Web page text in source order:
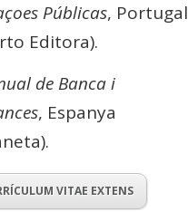
Públicas, Portugal
Editora).
de Banca i
, Espanya
VITAE EXTENS